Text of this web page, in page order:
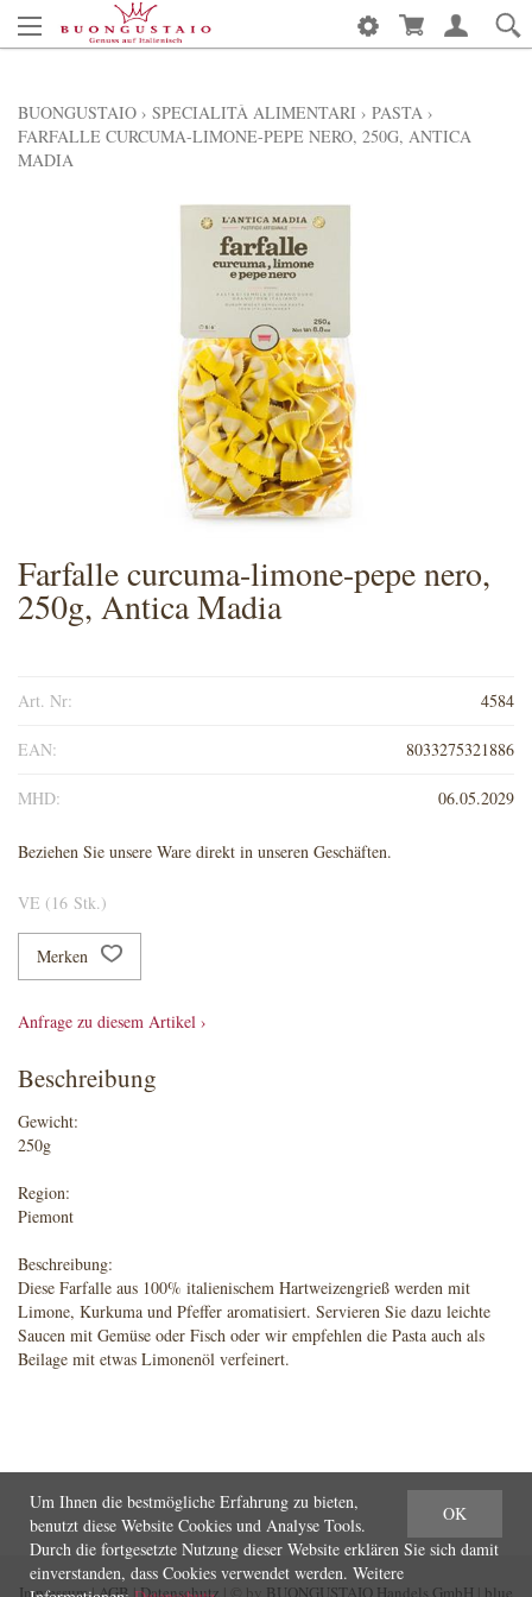
BUONGUSTAIO › SPECIALITÀ ALIMENTARI › PASTA ›
FARFALLE CURCUMA-LIMONE-PEPE NERO, 250G, ANTICA
MADIA
Farfalle curcuma-limone-pepe nero,
250g, Antica Madia
Art. Nr: 4584
EAN: 8033275321886
MHD: 06.05.2029
Beziehen Sie unsere Ware direkt in unseren Geschäften.
VE (16 Stk.)
Merken
Anfrage zu diesem Artikel ›
Beschreibung
Gewicht:
250g
Region:
Piemont
Beschreibung:
Diese Farfalle aus 100% italienischem Hartweizengrieß werden mit
Limone, Kurkuma und Pfeffer aromatisiert. Servieren Sie dazu leichte
Saucen mit Gemüse oder Fisch oder wir empfehlen die Pasta auch als
Beilage mit etwas Limonenöl verfeinert.
Impressum|AGB |Datenschutz | © by BUONGUSTAIO Handels GmbH blue
OK
Um Ihnen die bestmögliche Erfahrung zu bieten,
benutzt diese Website Cookies und Analyse Tools.
Durch die fortgesetzte Nutzung dieser Website erklären Sie sich damit
einverstanden, dass Cookies verwendet werden. Weitere